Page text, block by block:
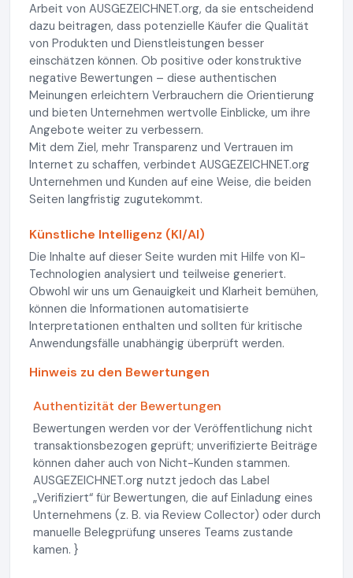
Arbeit von AUSGEZEICHNET.org, da sie entscheidend
dazu beitragen, dass potenzielle Käufer die Qualität
von Produkten und Dienstleistungen besser
einschätzen können. Ob positive oder konstruktive
negative Bewertungen – diese authentischen
Meinungen erleichtern Verbrauchern die Orientierung
und bieten Unternehmen wertvolle Einblicke, um ihre
Angebote weiter zu verbessern.
Mit dem Ziel, mehr Transparenz und Vertrauen im
Internet zu schaffen, verbindet AUSGEZEICHNET.org
Unternehmen und Kunden auf eine Weise, die beiden
Seiten langfristig zugutekommt.
Künstliche Intelligenz (KI/AI)
Die Inhalte auf dieser Seite wurden mit Hilfe von KI-
Technologien analysiert und teilweise generiert.
Obwohl wir uns um Genauigkeit und Klarheit bemühen,
können die Informationen automatisierte
Interpretationen enthalten und sollten für kritische
Anwendungsfälle unabhängig überprüft werden.
Hinweis zu den Bewertungen
Authentizität der Bewertungen
Bewertungen werden vor der Veröffentlichung nicht
transaktionsbezogen geprüft; unverifizierte Beiträge
können daher auch von Nicht-Kunden stammen.
AUSGEZEICHNET.org nutzt jedoch das Label
„Verifiziert“ für Bewertungen, die auf Einladung eines
Unternehmens (z. B. via Review Collector) oder durch
manuelle Belegprüfung unseres Teams zustande
kamen. }